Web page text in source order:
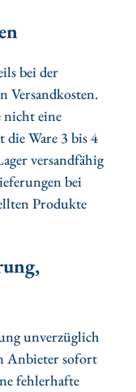
bei der
Versandkosten.
nicht eine
die Ware 3 bis 4
versandfähig
bei
Produkte
unverzüglich
Anbieter sofort
fehlerhafte